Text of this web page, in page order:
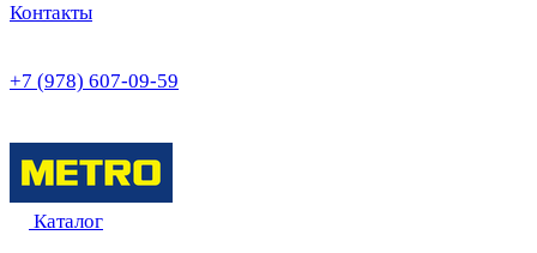
Контакты
+7 (978) 607-09-59
Каталог